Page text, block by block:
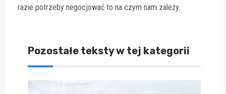
razie potrzeby negocjować to na czym nam zależy.
Pozostałe teksty w tej kategorii